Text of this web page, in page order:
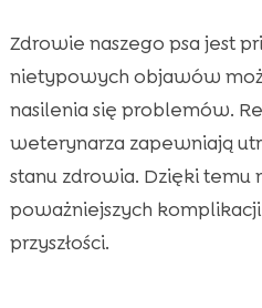
Zdrowie naszego psa jest
nietypowych objawów
nasilenia się problemów.
weterynarza zapewniają
stanu zdrowia. Dzięki temu
poważniejszych
przyszłości.